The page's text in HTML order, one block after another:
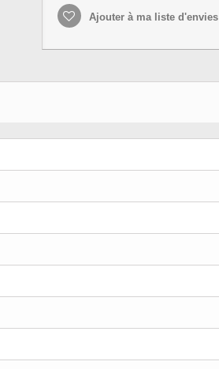
Ajouter à ma liste d'envies